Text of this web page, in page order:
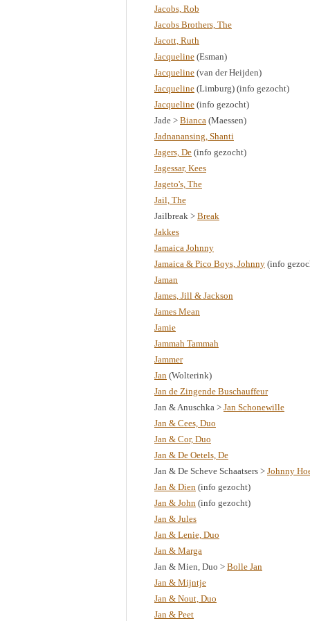
Jacobs, Rob
Jacobs Brothers, The
Jacott, Ruth
Jacqueline (Esman)
Jacqueline (van der Heijden)
Jacqueline (Limburg) (info gezocht)
Jacqueline (info gezocht)
Jade > Bianca (Maessen)
Jadnanansing, Shanti
Jagers, De (info gezocht)
Jagessar, Kees
Jageto's, The
Jail, The
Jailbreak > Break
Jakkes
Jamaica Johnny
Jamaica & Pico Boys, Johnny (info
Jaman
James, Jill & Jackson
James Mean
Jamie
Jammah Tammah
Jammer
Jan (Wolterink)
Jan de Zingende Buschauffeur
Jan & Anuschka > Jan Schonewille
Jan & Cees, Duo
Jan & Cor, Duo
Jan & De Oetels, De
Jan & De Scheve Schaatsers > Johnny
Jan & Dien (info gezocht)
Jan & John (info gezocht)
Jan & Jules
Jan & Lenie, Duo
Jan & Marga
Jan & Mien, Duo > Bolle Jan
Jan & Mijntje
Jan & Nout, Duo
Jan & Peet